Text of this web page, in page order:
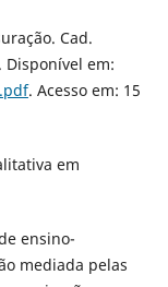
Cad.
Disponível em:
. Acesso em: 15
em
ensino-
mediada pelas